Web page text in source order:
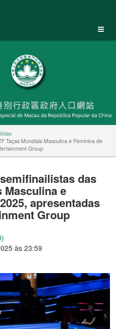
Taças Mundiais Masculina e Feminina de
Group
das
Masculina e
apresentadas
Group
às 23:59